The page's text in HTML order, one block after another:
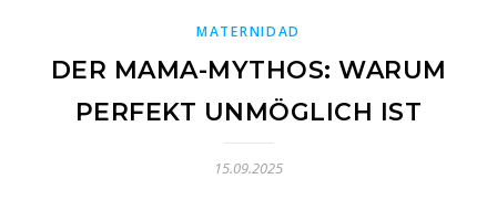
MATERNIDAD
DER MAMA-MYTHOS: WARUM
PERFEKT UNMÖGLICH IST
15.09.2025